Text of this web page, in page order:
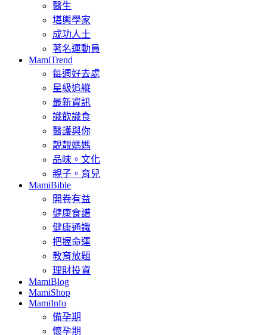
醫生
堪輿學家
成功人士
著名運動員
MamiTrend
每週好去處
星級追縱
最新資訊
識飲識食
醫護與你
靚靚媽媽
品味。文化
親子。育兒
MamiBible
開卷有益
健康食譜
健康通識
把握命運
教育放題
理財投資
MamiBlog
MamiShop
MamiInfo
備孕期
懷孕期